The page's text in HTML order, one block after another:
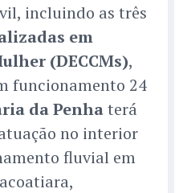
incluindo as três
em
(DECCMs),
funcionamento 24
da Penhaterá
no interior
fluvial em